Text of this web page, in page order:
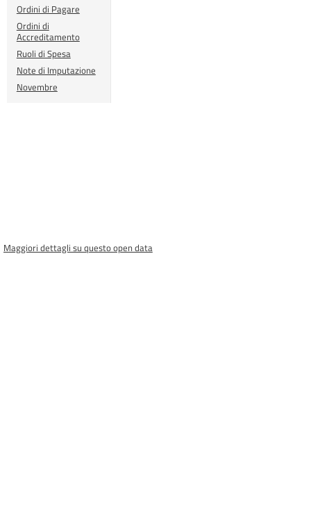
Ordini di Pagare
Ordini di
Accreditamento
Ruoli di Spesa
Note di Imputazione
Novembre
Maggiori dettagli su questo open data